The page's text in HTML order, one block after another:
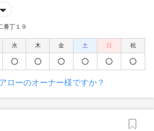
番丁１９
水 木 金 土 日 祝
ローのオーナー様ですか？